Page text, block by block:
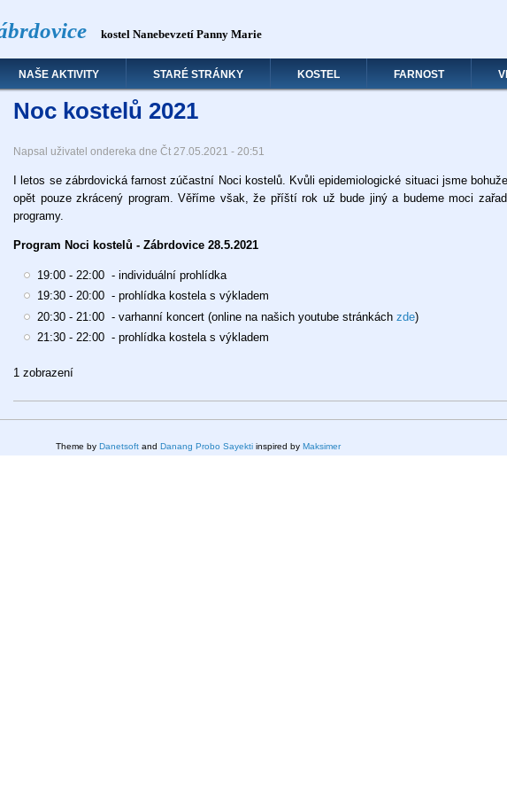
kostel Nanebevzetí Panny Marie
NAŠE AKTIVITY STARÉ STRÁNKY KOSTEL FARNOST
Noc kostelů 2021
Napsal uživatel ondereka dne Čt 27.05.2021 - 20:51
I letos se zábrdovická farnost zúčastní Noci kostelů. Kvůli epidemiologické situaci jsme
opět pouze zkrácený program. Věříme však, že příští rok už bude jiný a budeme moci
programy.
Program Noci kostelů - Zábrdovice 28.5.2021
19:00 - 22:00 - individuální prohlídka
19:30 - 20:00 - prohlídka kostela s výkladem
20:30 - 21:00 - varhanní koncert (online na našich youtube stránkách zde)
21:30 - 22:00 - prohlídka kostela s výkladem
1 zobrazení
Theme by Danetsoft and Danang Probo Sayekti inspired by Maksimer